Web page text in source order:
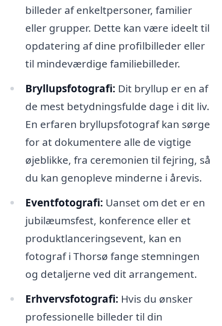
billeder af enkeltpersoner, familier
eller grupper. Dette kan være ideelt til
opdatering af dine profilbilleder eller
til mindeværdige familiebilleder.
Bryllupsfotografi: Dit bryllup er en af
de mest betydningsfulde dage i dit liv.
En erfaren bryllupsfotograf kan sørge
for at dokumentere alle de vigtige
øjeblikke, fra ceremonien til fejring, så
du kan genopleve minderne i årevis.
Eventfotografi: Uanset om det er en
jubilæumsfest, konference eller et
produktlanceringsevent, kan en
fotograf i Thorsø fange stemningen
og detaljerne ved dit arrangement.
Erhvervsfotografi: Hvis du ønsker
professionelle billeder til din